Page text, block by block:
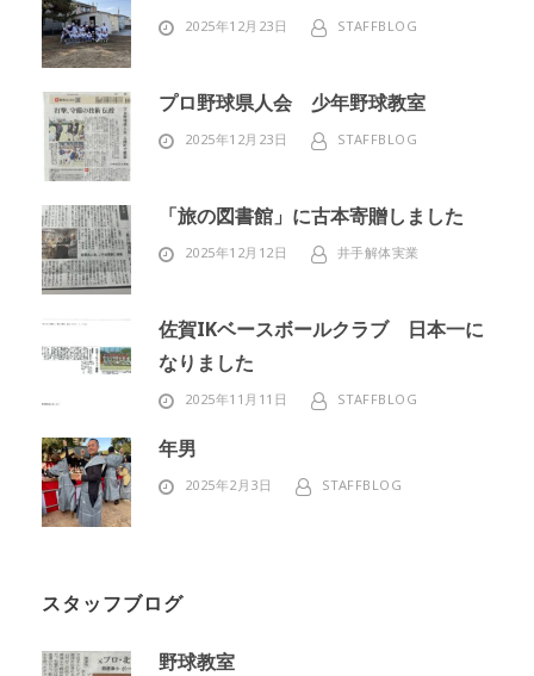
2025年12月23日 STAFFBLOG
プロ野球県人会 少年野球教室
2025年12月23日 STAFFBLOG
「旅の図書館」に古本寄贈しました
2025年12月12日 井手解体実業
佐賀IKベースボールクラブ 日本一に
なりました
2025年11月11日 STAFFBLOG
年男
2025年2月3日 STAFFBLOG
スタッフブログ
野球教室